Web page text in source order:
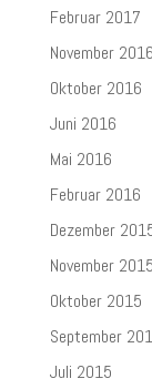
Februar 2017
November 2016
Oktober 2016
Juni 2016
Mai 2016
Februar 2016
Dezember
November 2015
Oktober 2015
September
Juli 2015